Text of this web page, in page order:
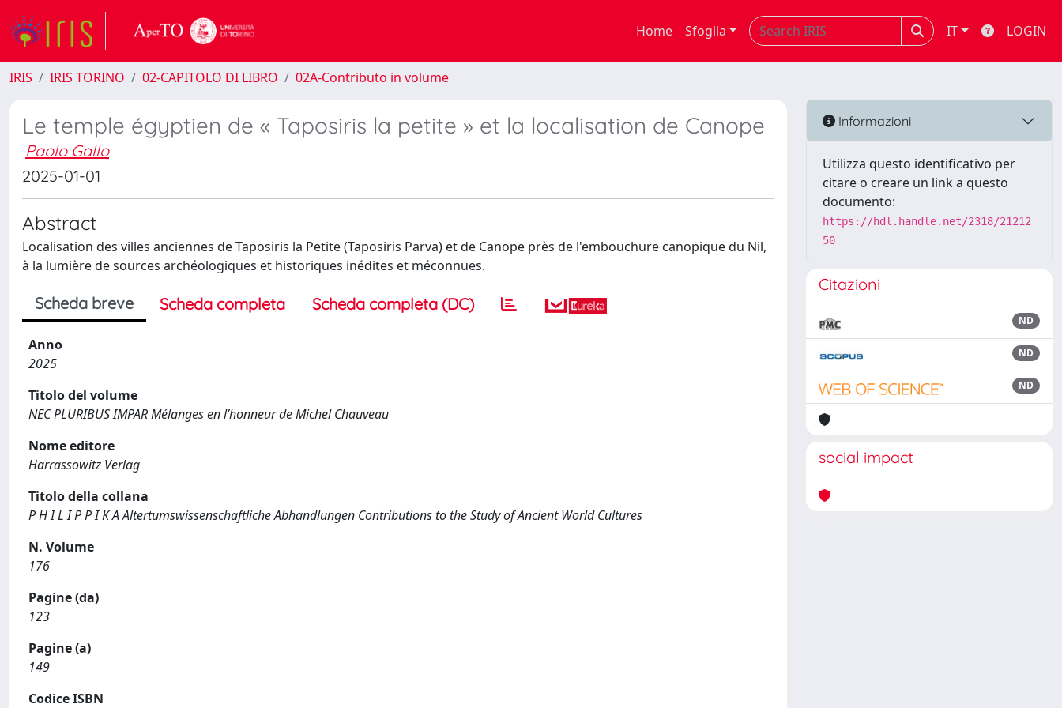
Home Sfoglia IT LOGIN
IRIS IRIS TORINO 02-CAPITOLO DI LIBRO 02A-Contributo in volume
Le temple égyptien de « Taposiris la petite » et la localisation de Canope
Paolo Gallo
2025-01-01
Abstract
Localisation des villes anciennes de Taposiris la Petite (Taposiris Parva) et de Canope près de l'embouchure canopique du Nil,
à la lumière de sources archéologiques et historiques inédites et méconnues.
Scheda breve Scheda completa Scheda completa (DC)
Anno
2025
Titolo del volume
NEC PLURIBUS IMPAR Mélanges en l’honneur de Michel Chauveau
Nome editore
Harrassowitz Verlag
Titolo della collana
P H I L I P P I K A Altertumswissenschaftliche Abhandlungen Contributions to the Study of Ancient World Cultures
N. Volume
176
Pagine (da)
123
Pagine (a)
149
Codice ISBN
Informazioni
Utilizza questo identificativo per
citare o creare un link a questo
documento:
https://hdl.handle.net/2318/21212
50
Citazioni
ND
ND
ND
social impact